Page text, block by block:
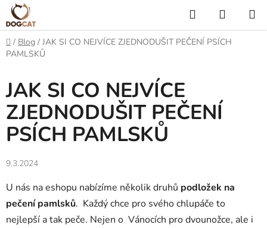
Přejít
na
obsah
Hledat
KOŠÍK
Domů
/ Blog / JAK SI CO NEJVÍCE ZJEDNODUŠIT PEČENÍ PSÍCH
PAMLSKŮ
JAK SI CO NEJVÍCE
ZJEDNODUŠIT PEČENÍ
PSÍCH PAMLSKŮ
9.3.2024
U nás na eshopu nabízíme několik druhů podložek na
pečení pamlsků. Každý chce pro svého chlupáče to
nejlepší a tak peče. Nejen o Vánocích pro dvounožce, ale i